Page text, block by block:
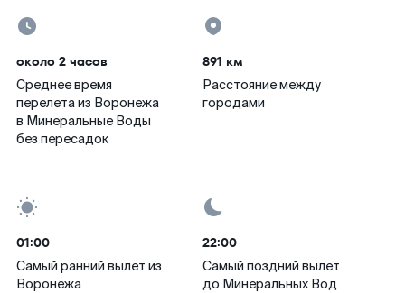
около 2 часов
Среднее время
перелета из Воронежа
в Минеральные Воды
без пересадок
891 км
Расстояние между
городами
01:00
Самый ранний вылет из
Воронежа
22:00
Самый поздний вылет
до Минеральных Вод